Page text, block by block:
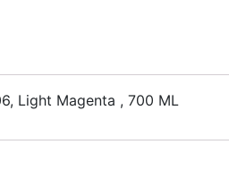
Light Magenta , 700 ML